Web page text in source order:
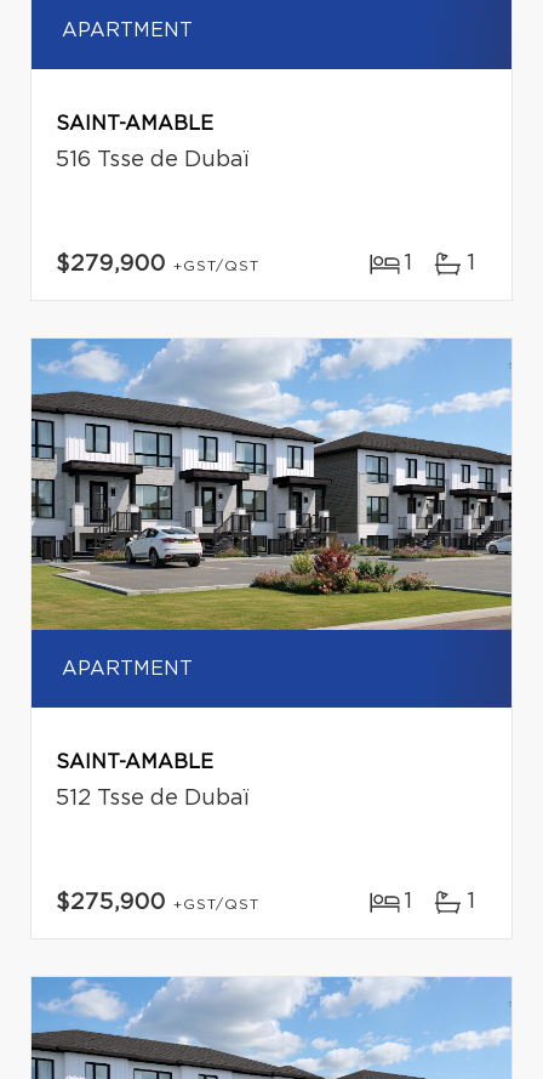
APARTMENT
SAINT-AMABLE
516 Tsse de Dubaï
$279,900 +GST/QST 1 1
APARTMENT
SAINT-AMABLE
512 Tsse de Dubaï
$275,900 +GST/QST 1 1